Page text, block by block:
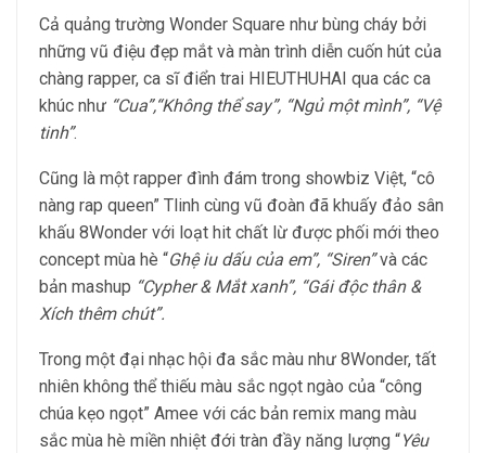
Cả quảng trường Wonder Square như bùng cháy bởi
những vũ điệu đẹp mắt và màn trình diễn cuốn hút của
chàng rapper, ca sĩ điển trai HIEUTHUHAI qua các ca
khúc như “Cua”,“Không thể say”, “Ngủ một mình”, “Vệ
tinh”.
Cũng là một rapper đình đám trong showbiz Việt, “cô
nàng rap queen” Tlinh cùng vũ đoàn đã khuấy đảo sân
khấu 8Wonder với loạt hit chất lừ được phối mới theo
concept mùa hè “Ghệ iu dấu của em”, “Siren”và các
bản mashup “Cypher & Mắt xanh”, “Gái độc thân &
Xích thêm chút”.
Trong một đại nhạc hội đa sắc màu như 8Wonder, tất
nhiên không thể thiếu màu sắc ngọt ngào của “công
chúa kẹo ngọt” Amee với các bản remix mang màu
sắc mùa hè miền nhiệt đới tràn đầy năng lượng “Yêu